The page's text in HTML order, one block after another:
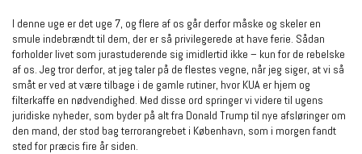
I denne uge er det uge 7, og flere af os går derfor måske og skeler en
smule indebrændt til dem, der er så privilegerede at have ferie. Sådan
forholder livet som jurastuderende sig imidlertid ikke – kun for de rebelske
af os. Jeg tror derfor, at jeg taler på de flestes vegne, når jeg siger, at vi så
småt er ved at være tilbage i de gamle rutiner, hvor KUA er hjem og
filterkaffe en nødvendighed. Med disse ord springer vi videre til ugens
juridiske nyheder, som byder på alt fra Donald Trump til nye afsløringer om
den mand, der stod bag terrorangrebet i København, som i morgen fandt
sted for præcis fire år siden.